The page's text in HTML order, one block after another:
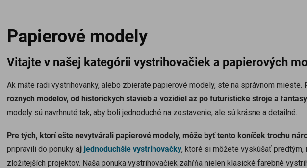
Papierové modely
Vitajte v našej kategórii vystrihovačiek a papierových
Ak máte radi vystrihovanky, alebo zbierate papierové modely, ste na správnom mieste.
rôznych modelov, od histórických stavieb a vozidiel až po futuristické stroje a
modely sú navrhnuté tak, aby boli jednoduché na zostavenie, ale sú krásne a detailné.
Pre tých, ktorí ešte nevytvárali papierové modely, môže byť tento koníček trochu
pripravili do ponuky aj jednoduchšie vystrihovačky, ktoré si môžete vyskúšať predtým,
zložitejších projektov. Naša ponuka vystrihovačiek zahŕňa nielen klasické farebné